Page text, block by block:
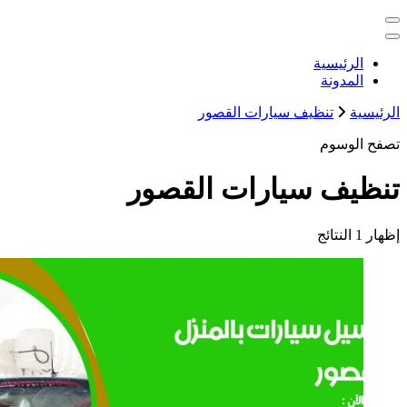
التجاوز
إلى
الكويت
خدمات منزلية بالكويت شراء بيع فك نقل تركيب صيانة تصليح اثاث
الرئيسية
المدونة
الرئيسية تنظيف سيارات القصور
تصفح الوسوم
تنظيف سيارات القصور
إظهار 1 النتائج